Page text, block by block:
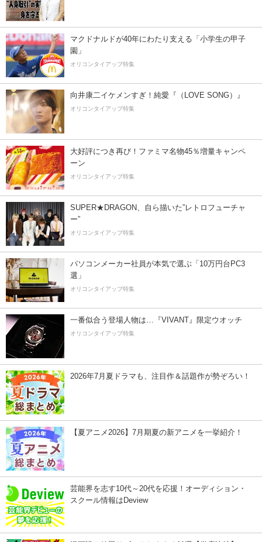
マクドナルドが40年にわたり支える「小学生の甲子
園」
オリコンタイアップ特集
向井康二イケメンすぎ！純愛『（LOVE SONG）』
オリコンタイアップ特集
大好評につき再び！ファミマ名物45％増量キャンペ
ーン
オリコンタイアップ特集
SUPER★DRAGON、自ら描いた”レトロフューチャ
ー”
オリコンタイアップ特集
パソコンメーカー社員が本気で選ぶ「10万円台PC3
選」
オリコンタイアップ特集
一番似合う登場人物は…『VIVANT』限定ウオッチ
オリコンタイアップ特集
2026年7月夏ドラマも、注目作＆話題作が勢ぞろい！
【夏アニメ2026】7月期夏の新アニメを一挙紹介！
芸能界を志す10代～20代を応援！オーディション・
スクール情報はDeview